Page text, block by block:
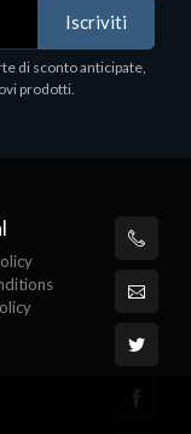
- M.2
integrato -
Iscriviti
di sconto anticipate,
prodotti.